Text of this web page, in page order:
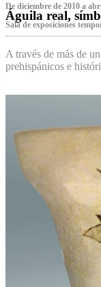
De diciembre de 2010 a
Águila real,
Sala de exposiciones
A través de más de
prehispánicos e